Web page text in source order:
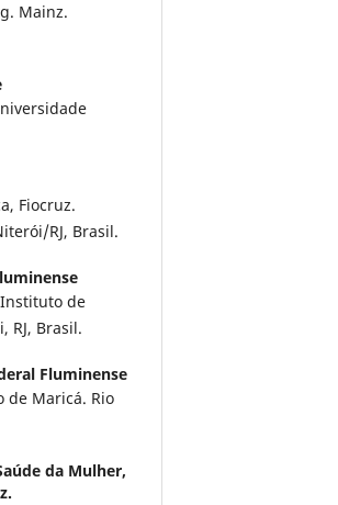
Mainz.
Fiocruz.
RJ, Brasil.
de
RJ, Brasil.
Fluminense
de Maricá. Rio
da Mulher,